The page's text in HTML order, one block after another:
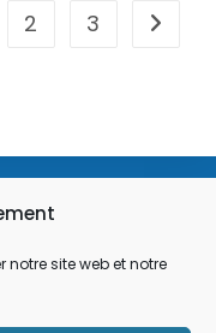
site web et notre
2 3